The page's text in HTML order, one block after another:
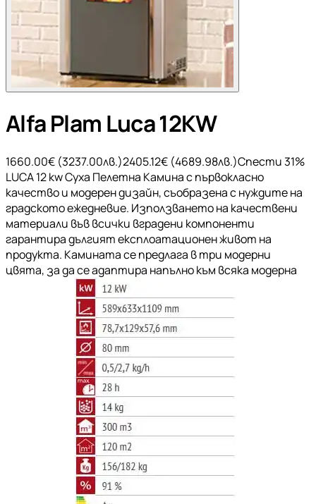
Alfa Plam Luca 12KW
1660.00€ (3237.00лв.)2405.12€ (4689.98лв.)Спести31%
LUCA 12 kw Суха Пелетна Камина с първокласно
качество и модерен дизайн, съобразена с нуждите на
градското ежедневие. Използването на качествени
материали във всички вградени компоненти
гарантира дългият експлоатационен живот на
продукта. Камината се предлага в три модерни
цвята, за да се адаптира напълно към всяка модерна